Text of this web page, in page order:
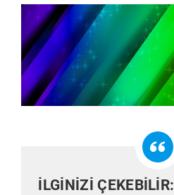
İLGİNİZİ ÇEKEBİLİR: